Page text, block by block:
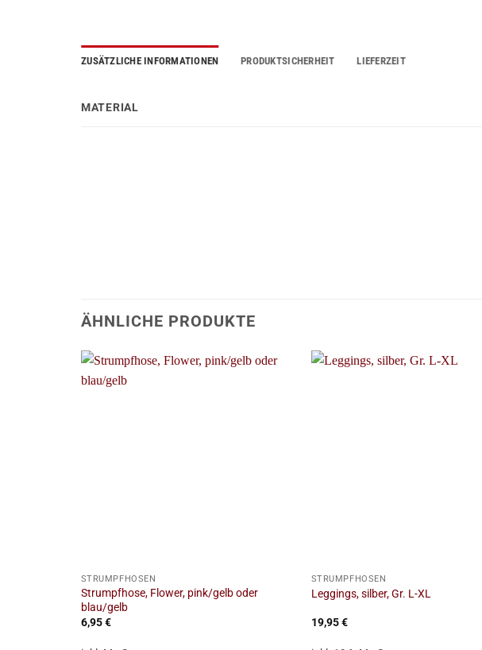
ZUSÄTZLICHE INFORMATIONEN PRODUKTSICHERHEIT LIEFERZEIT
MATERIAL
ÄHNLICHE PRODUKTE
STRUMPFHOSEN
Strumpfhose, Flower, pink/gelb oder
blau/gelb
6,95€
STRUMPFHOSEN
Leggings, silber, Gr. L-XL
19,95€